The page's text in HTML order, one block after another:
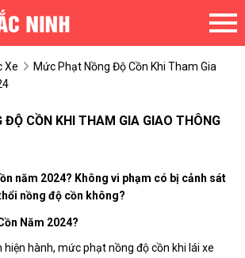
Xe
Mức Phạt Nồng Độ Cồn Khi Tham Gia
ĐỘ CỒN KHI THAM GIA GIAO THÔNG
năm 2024? Không vi phạm có bị cảnh sát
nồng độ cồn không?
Năm 2024?
hiện hành, mức phạt nồng độ cồn khi lái xe